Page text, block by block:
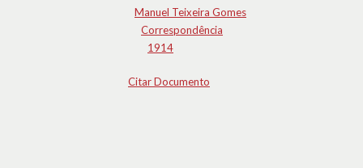
Manuel Teixeira Gomes
Correspondência
1914
Citar Documento